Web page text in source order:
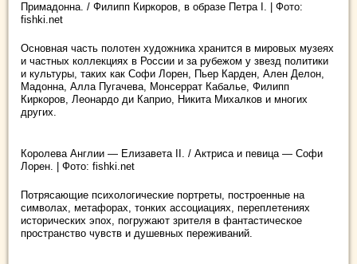
Примадонна. / Филипп Киркоров, в образе Петра I. | Фото:
fishki.net
Основная часть полотен художника хранится в мировых музеях
и частных коллекциях в России и за рубежом у звезд политики
и культуры, таких как Софи Лорен, Пьер Карден, Ален Делон,
Мадонна, Алла Пугачева, Монсеррат Кабалье, Филипп
Киркоров, Леонардо ди Каприо, Никита Михалков и многих
других.
Королева Англии — Елизавета II. / Актриса и певица — Cофи
Лорен. | Фото: fishki.net
Потрясающие психологические портреты, построенные на
символах, метафорах, тонких ассоциациях, переплетениях
исторических эпох, погружают зрителя в фантастическое
пространство чувств и душевных переживаний.